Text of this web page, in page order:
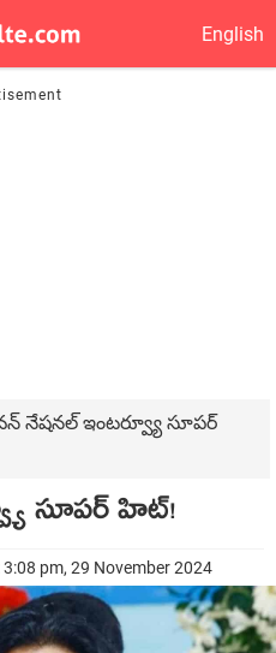
English
నేషనల్ ఇంటర్వ్యూ సూపర్
సూపర్ హిట్!
pm, 29 November 2024